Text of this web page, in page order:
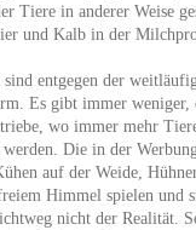
Tiere in anderer Weise
und Kalb in der
entgegen der
Es gibt immer weniger,
wo immer mehr
Die in der
auf der Weide,
Himmel spielen und
nicht der Realität.